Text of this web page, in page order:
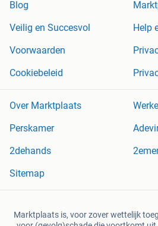
Blog
Veilig en Succesvol
Help
Voorwaarden
Cookiebeleid
Over Marktplaats
Perskamer
2dehands
Sitemap
Marktplaats is, voor zover wettelijk